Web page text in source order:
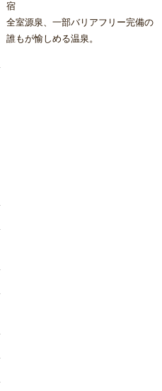
宿
全室源泉、一部バリアフリー完備の
誰もが愉しめる温泉。